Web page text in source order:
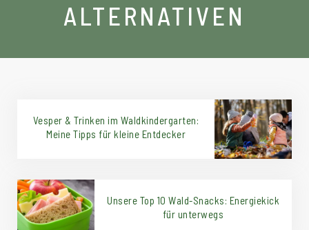
ALTERNATIVEN
Vesper & Trinken im Waldkindergarten:
Meine Tipps für kleine Entdecker
Unsere Top 10 Wald-Snacks: Energiekick
für unterwegs